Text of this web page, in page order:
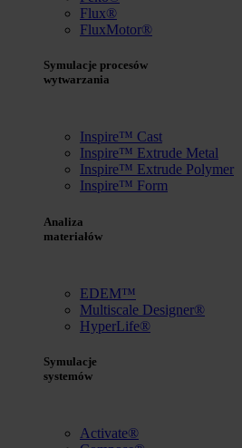
Flux®
FluxMotor®
Symulacje procesów
wytwarzania
Inspire™ Cast
Inspire™ Extrude Metal
Inspire™ Extrude Polymer
Inspire™ Form
Analiza
materiałów
EDEM™
Multiscale Designer®
HyperLife®
Symulacje
systemów
Activate®